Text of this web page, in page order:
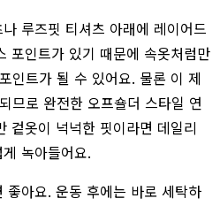
루즈핏 티셔츠 아래에 레이어드
포인트가 있기 때문에 속옷처럼만
인트가 될 수 있어요. 물론 이 제
므로 완전한 오프숄더 스타일 연
겉옷이 넉넉한 핏이라면 데일리
녹아들어요.
좋아요. 운동 후에는 바로 세탁하